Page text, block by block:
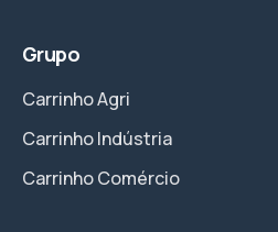
Grupo
Carrinho Agri
Carrinho Indústria
Carrinho Comércio